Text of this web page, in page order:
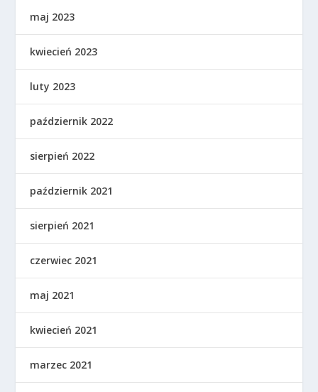
maj 2023
kwiecień 2023
luty 2023
październik 2022
sierpień 2022
październik 2021
sierpień 2021
czerwiec 2021
maj 2021
kwiecień 2021
marzec 2021